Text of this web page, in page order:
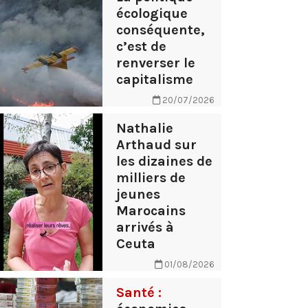
écologique
conséquente,
c’est de
renverser le
capitalisme
20/07/2026
Nathalie
Arthaud sur
les dizaines de
milliers de
jeunes
Marocains
arrivés à
Ceuta
01/08/2026
Santé :